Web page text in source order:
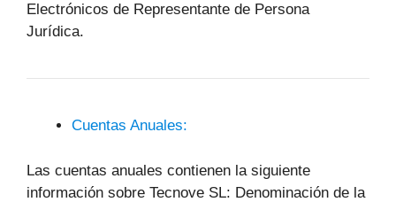
Electrónicos de Representante de Persona
Jurídica.
Cuentas Anuales:
Las cuentas anuales contienen la siguiente
información sobre Tecnove SL: Denominación de la